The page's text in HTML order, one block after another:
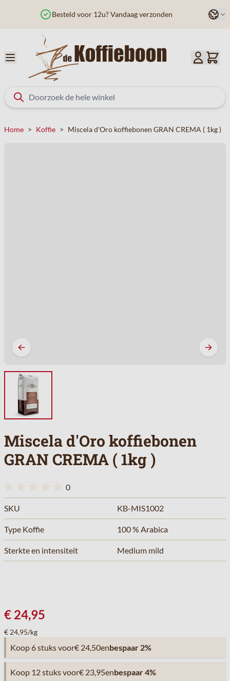
Besteld voor 12u? Vandaag verzonden Taal
Home > Koffie > Miscela d'Oro koffiebonen GRAN CREMA ( 1kg )
Miscela d'Oro koffiebonen
GRAN CREMA ( 1kg )
0
SKU KB-MIS1002
Type Koffie 100 % Arabica
Sterkte en intensiteit Medium mild
€ 24,95
€ 24,95/kg
Koop 6 stuks voor€ 24,50enbespaar 2%
Koop 12 stuks voor€ 23,95enbespaar4%